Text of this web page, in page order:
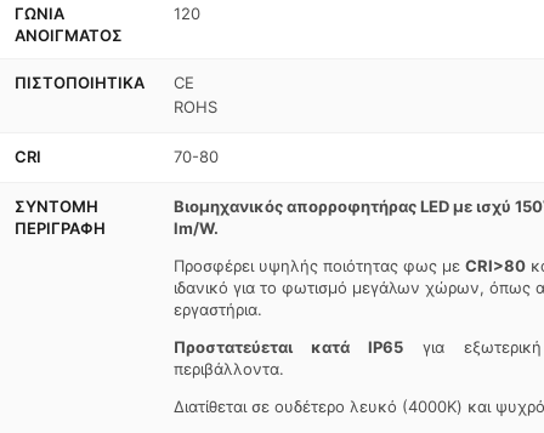
χρόνια
ΓΩΝΊΑ
ΑΝΟΊΓΜΑΤΟΣ
120
ΠΙΣΤΟΠΟΙΗΤΙΚΆ
CE
ROHS
CRI 70-80
ΣΎΝΤΟΜΗ
ΠΕΡΙΓΡΑΦΉ
Βιομηχανικός απορροφητήρας LED με ισχύ
lm/W.
Προσφέρει υψηλής ποιότητας φως με CRI>80
ιδανικό για το φωτισμό μεγάλων χώρων, όπως
εργαστήρια.
Προστατεύεται κατά IP65 για
περιβάλλοντα.
Διατίθεται σε ουδέτερο λευκό (4000K) και